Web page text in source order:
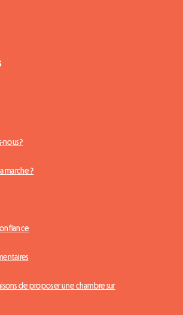
nous ?
marche ?
de proposer une chambre sur